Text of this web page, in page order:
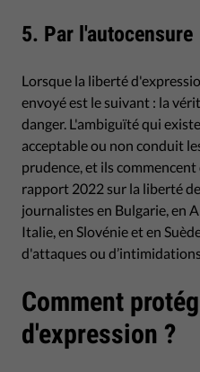
5. Par l'autocensure
Lorsque la liberté
envoyé est le suivant : la
danger. L'ambiguïté qui
acceptable ou non conduit
prudence, et ils commencent
rapport 2022 sur la liberté
journalistes en Bulgarie, en
Italie, en Slovénie et en
d'attaques ou
Comment
d'expression ?